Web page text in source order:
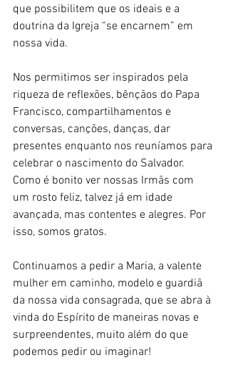
que possibilitem que os ideais e a
doutrina da Igreja “se encarnem” em
nossa vida.
Nos permitimos ser inspirados pela
riqueza de reflexões, bênçãos do Papa
Francisco, compartilhamentos e
conversas, canções, danças, dar
presentes enquanto nos reuníamos para
celebrar o nascimento do Salvador.
Como é bonito ver nossas Irmãs com
um rosto feliz, talvez já em idade
avançada, mas contentes e alegres. Por
isso, somos gratos.
Continuamos a pedir a Maria, a valente
mulher em caminho, modelo e guardiã
da nossa vida consagrada, que se abra à
vinda do Espírito de maneiras novas e
surpreendentes, muito além do que
podemos pedir ou imaginar!